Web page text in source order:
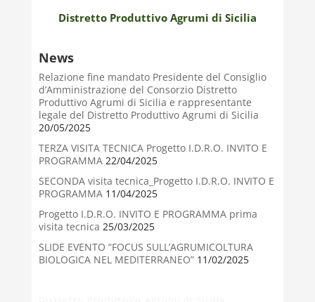
Distretto Produttivo Agrumi di Sicilia
News
Relazione fine mandato Presidente del Consiglio
d’Amministrazione del Consorzio Distretto
Produttivo Agrumi di Sicilia e rappresentante
legale del Distretto Produttivo Agrumi di Sicilia
20/05/2025
TERZA VISITA TECNICA Progetto I.D.R.O. INVITO E
PROGRAMMA22/04/2025
SECONDA visita tecnica_Progetto I.D.R.O. INVITO E
PROGRAMMA11/04/2025
Progetto I.D.R.O. INVITO E PROGRAMMA prima
visita tecnica 25/03/2025
SLIDE EVENTO “FOCUS SULL’AGRUMICOLTURA
BIOLOGICA NEL MEDITERRANEO”11/02/2025